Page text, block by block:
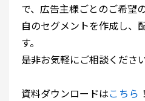
で、広告主様ごとのご希望
自のセグメントを作成し、
す。
是非お気軽にご相談ください
資料ダウンロードはこちら ！